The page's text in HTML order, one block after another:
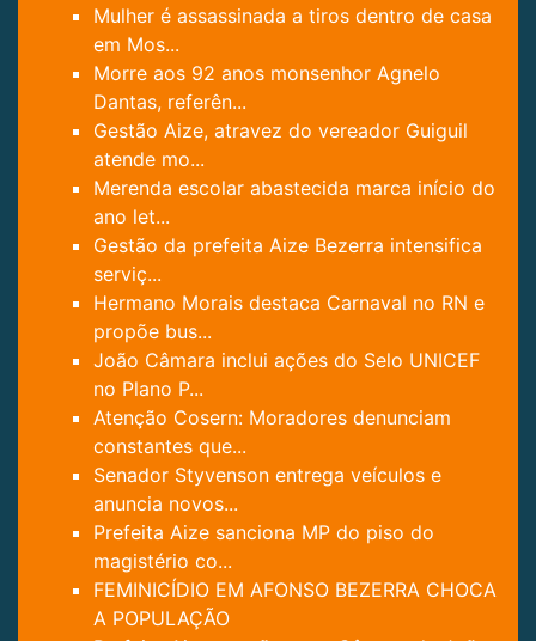
Mulher é assassinada a tiros dentro de casa
em Mos...
Morre aos 92 anos monsenhor Agnelo
Dantas, referên...
Gestão Aize, atravez do vereador Guiguil
atende mo...
Merenda escolar abastecida marca início do
ano let...
Gestão da prefeita Aize Bezerra intensifica
serviç...
Hermano Morais destaca Carnaval no RN e
propõe bus...
João Câmara inclui ações do Selo UNICEF
no Plano P...
Atenção Cosern: Moradores denunciam
constantes que...
Senador Styvenson entrega veículos e
anuncia novos...
Prefeita Aize sanciona MP do piso do
magistério co...
FEMINICÍDIO EM AFONSO BEZERRA CHOCA
A POPULAÇÃO